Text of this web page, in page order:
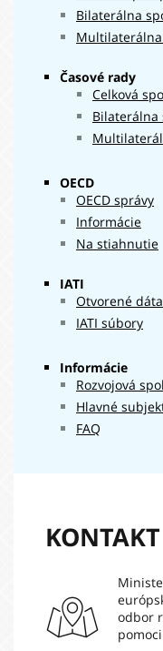
2021
100 388
418 €
124 365
127 180
995 €
151 513
430 €
Bilaterálna
Časové rady
Celková
Bilaterálna
OECD
OECD správy
Informácie
Na stiahnutie
IATI
Otvorené dáta
IATI súbory
Informácie
Rozvojová
Hlavné
FAQ
KONTAKT
odbor
pomoci